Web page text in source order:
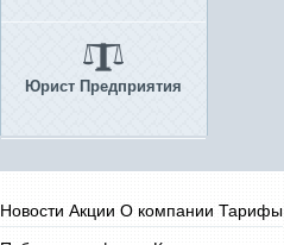
Юрист Предприятия
Новости Акции О компании Тарифы